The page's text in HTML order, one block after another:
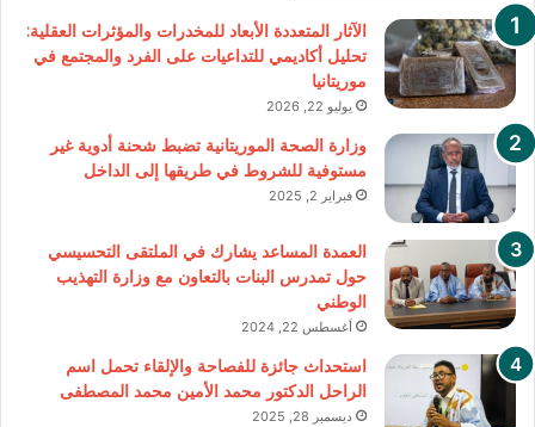
الآثار المتعددة الأبعاد للمخدرات والمؤثرات العقلية:
تحليل أكاديمي للتداعيات على الفرد والمجتمع في
موريتانيا
يوليو 22, 2026
وزارة الصحة الموريتانية تضبط شحنة أدوية غير
مستوفية للشروط في طريقها إلى الداخل
فبراير 2, 2025
العمدة المساعد يشارك في الملتقى التحسيسي
حول تمدرس البنات بالتعاون مع وزارة التهذيب
الوطني
أغسطس 22, 2024
استحداث جائزة للفصاحة والإلقاء تحمل اسم
الراحل الدكتور محمد الأمين محمد المصطفى
ديسمبر 28, 2025